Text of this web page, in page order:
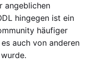
angeblichen
hingegen ist ein
häufiger
auch von anderen